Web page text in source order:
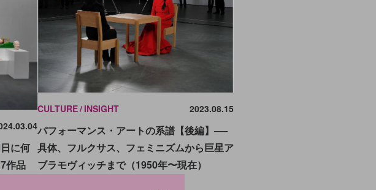
に何
作品
CULTURE INSIGHT 2023.08.15
パフォーマンス・アートの系譜【後編】──
具体、フルクサス、フェミニズムから巨星ア
ブラモヴィッチまで（1950年〜現在）